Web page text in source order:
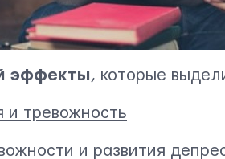
эффекты, которые
и тревожность
и развития